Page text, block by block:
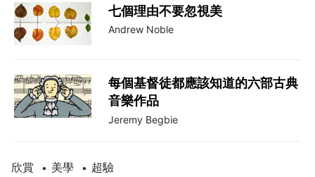
七個理由不要忽視美
Andrew Noble
每個基督徒都應該知道的六部古典
音樂作品
Jeremy Begbie
欣賞 • 美學 • 超驗